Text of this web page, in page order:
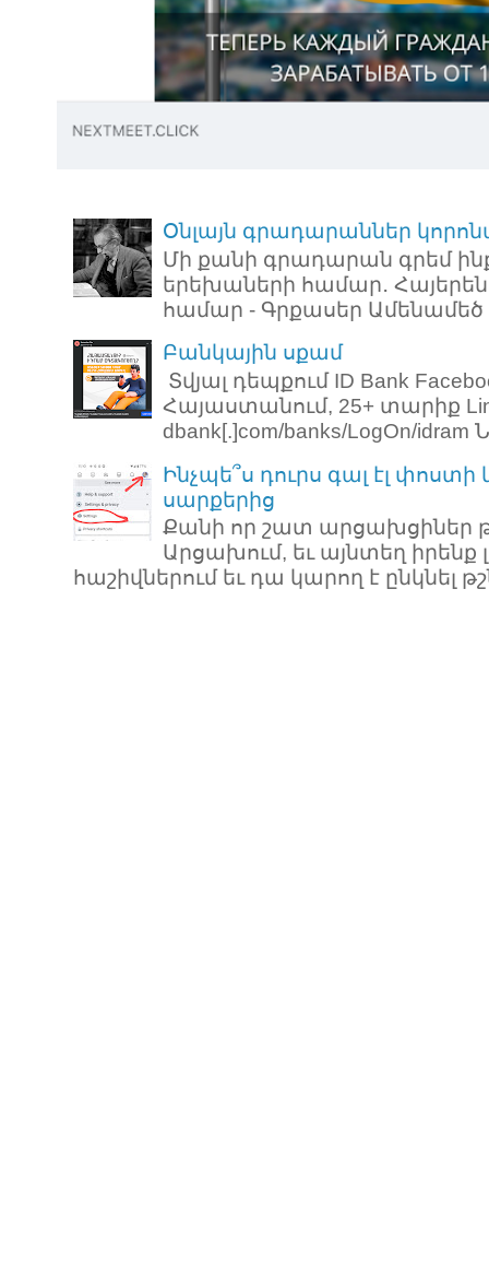
Օնլայն գրադարաններ
Մի քանի գրադարան գրեմ
երեխաների համար․
համար - Գրքասեր Ամենամեծ
Բանկային սքամ
Տվյալ դեպքում ID Bank
Հայաստանում, 25+ տարիք
dbank[.]com/banks/LogOn/idram
Ինչպե՞ս դուրս գալ էլ
սարքերից
Քանի որ շատ արցախցիներ
Արցախում, եւ այնտեղ իրենք
հաշիվներում եւ դա կարող է ընկնել